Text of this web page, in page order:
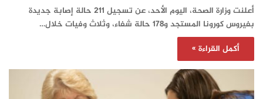
أعلنت وزارة الصحة، اليوم الأحد، عن تسجيل 211 حالة إصابة جديدة
بفيروس كورونا المستجد و178 حالة شفاء، وثلاث وفيات خلال…
أكمل القراءة »